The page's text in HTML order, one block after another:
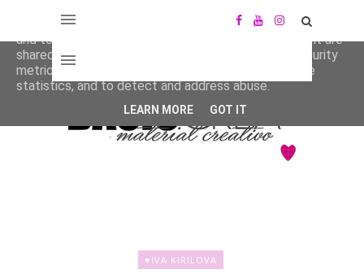
♥IVA KIRILOVA
This site uses cookies from Google to deliver its services
and to analyze traffic. Your IP address and user-agent are
shared with Google along with performance and security
metrics to ensure quality of service, generate usage
statistics, and to detect and address abuse.
LEARN MORE GOT IT